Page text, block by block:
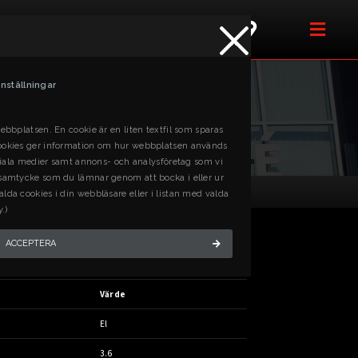
mm
MAX BORRDIA. < 30 MM
Värde
El
3.6
x
En cookie är en liten textfil som sparas
ger information om hur webbplatsen används
medier samt annons- och analysföretag som vi
som du lämnar genom att bocka i eller ur
cookies i din webbläsare eller i listan med valda
ACCEPTERA